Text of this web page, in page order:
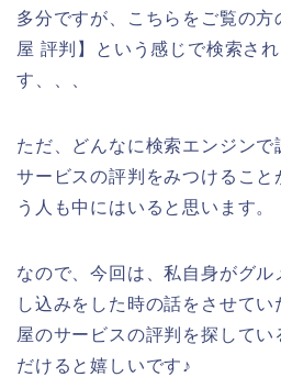
多分ですが、こちらをご覧の
屋 評判】という感じで検索さ
す、、、
ただ、どんなに検索エンジン
サービスの評判をみつけること
う人も中にはいると思います。
なので、今回は、私自身がグル
し込みをした時の話をさせて
屋のサービスの評判を探してい
だけると嬉しいです♪